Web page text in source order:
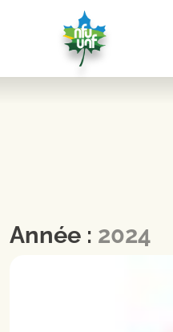
Aller au contenu
Année : 2024